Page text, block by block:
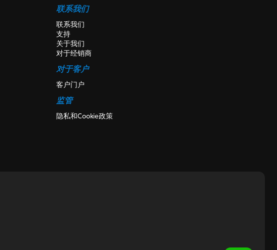
联系我们
联系我们
支持
关于我们
对于经销商
对于客户
客户门户
监管
隐私和Cookie政策